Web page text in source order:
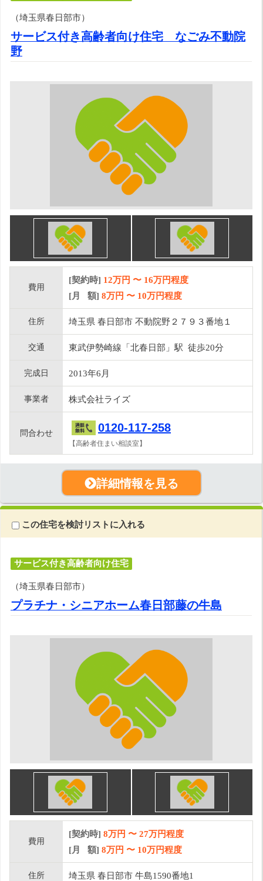
（埼玉県春日部市）
サービス付き高齢者向け住宅 なごみ不動院
野
費用
[契約時] 12万円 〜 16万円程度
[月 額] 8万円 〜 10万円程度
住所 埼玉県 春日部市 不動院野２７９３番地１
交通 東武伊勢崎線「北春日部」駅 徒歩20分
完成日 2013年6月
事業者 株式会社ライズ
問合わせ 0120-117-258
【高齢者住まい相談室】
詳細情報を見る
この住宅を検討リストに入れる
サービス付き高齢者向け住宅
（埼玉県春日部市）
プラチナ・シニアホーム春日部藤の牛島
費用
[契約時] 8万円 〜 27万円程度
[月 額] 8万円 〜 10万円程度
住所 埼玉県 春日部市 牛島1590番地1